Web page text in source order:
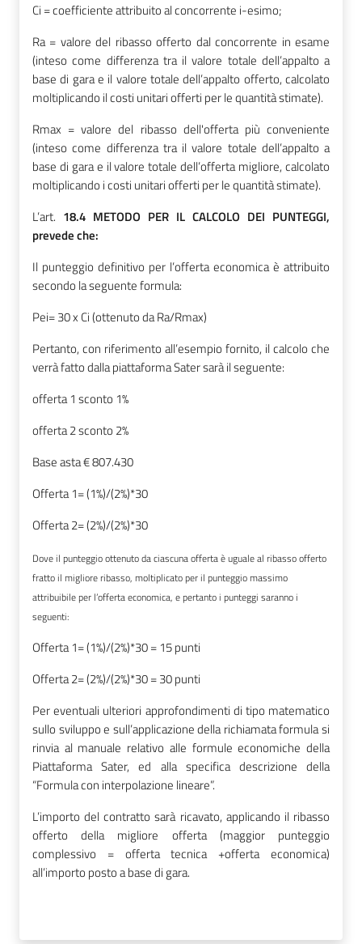
Ci =coefficiente attribuito al concorrente i-esimo;
Ra = valore del ribasso offerto dal concorrente in esame
(inteso come differenza tra il valore totale dell’appalto a
base di gara e il valore totale dell’appalto offerto, calcolato
moltiplicando il costi unitari offerti per le quantità stimate).
Rmax = valore del ribasso dell'offerta più conveniente
(inteso come differenza tra il valore totale dell’appalto a
base di gara e il valore totale dell’offerta migliore, calcolato
moltiplicando i costi unitari offerti per le quantità stimate).
L’art. 18.4 METODO PER IL CALCOLO DEI PUNTEGGI,
prevede che:
Il punteggio definitivo per l’offerta economica è attribuito
secondo la seguente formula:
Pei= 30 x Ci (ottenuto da Ra/Rmax)
Pertanto, con riferimento all’esempio fornito, il calcolo che
verrà fatto dalla piattaforma Sater sarà il seguente:
offerta 1 sconto 1%
offerta 2 sconto 2%
Base asta € 807.430
Offerta 1= (1%)/(2%)*30
Offerta 2= (2%)/(2%)*30
Dove il punteggio ottenuto da ciascuna offerta è uguale al ribasso offerto
fratto il migliore ribasso, moltiplicato per il punteggio massimo
attribuibile per l’offerta economica, e pertanto i punteggi saranno i
seguenti:
Offerta 1= (1%)/(2%)*30 = 15 punti
Offerta 2= (2%)/(2%)*30 = 30 punti
Per eventuali ulteriori approfondimenti di tipo matematico
sullo sviluppo e sull’applicazione della richiamata formula si
rinvia al manuale relativo alle formule economiche della
Piattaforma Sater, ed alla specifica descrizione della
“Formula con interpolazione lineare”.
L’importo del contratto sarà ricavato, applicando il ribasso
offerto della migliore offerta (maggior punteggio
complessivo = offerta tecnica +offerta economica)
all’importo posto a base di gara.